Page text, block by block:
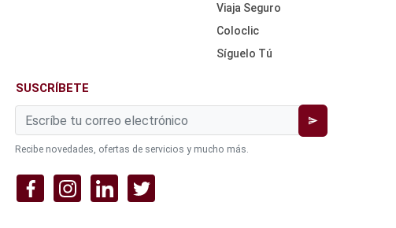
Viaja Seguro
Coloclic
Síguelo Tú
SUSCRÍBETE
send
Recibe novedades, ofertas de servicios y mucho más.
REDES
SOCIALES